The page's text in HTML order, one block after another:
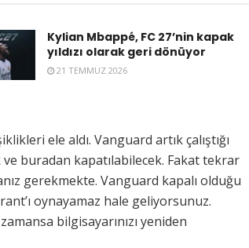
Kylian Mbappé, FC 27’nin kapak
yıldızı olarak geri dönüyor
21 TEMMUZ 2026
ele aldı. Vanguard artık çalıştığı
buradan kapatılabilecek. Fakat tekrar
gerekmekte. Vanguard kapalı olduğu
oynayamaz hale geliyorsunuz.
bilgisayarınızı yeniden